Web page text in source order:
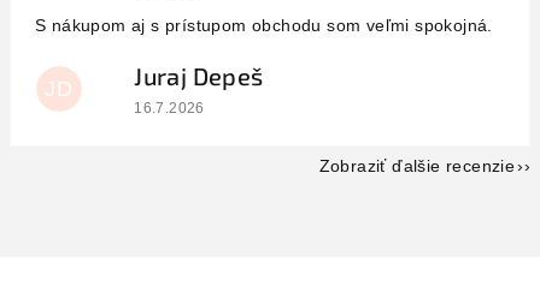
S nákupom aj s prístupom obchodu som veľmi spokojná.
JD Juraj Depeš
Hodnotenie obchodu je 5 z 5 hviezdičiek.
16.7.2026
Zobraziť ďalšie recenzie